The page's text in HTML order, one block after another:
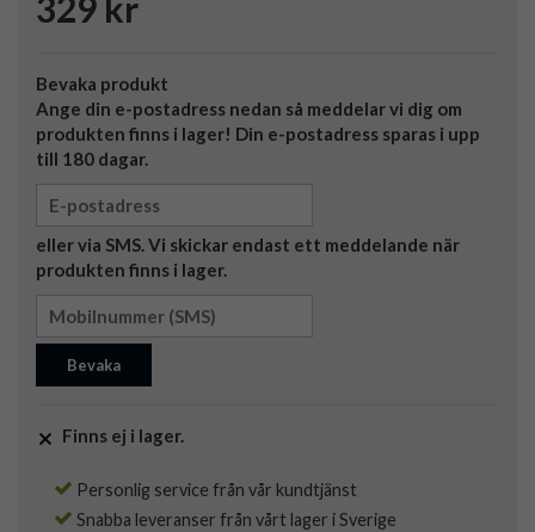
329 kr
Bevaka produkt
Ange din e-postadress nedan så meddelar vi dig om
produkten finns i lager! Din e-postadress sparas i upp
till 180 dagar.
eller via SMS. Vi skickar endast ett meddelande när
produkten finns i lager.
Bevaka
Finns ej i lager.
Personlig service från vår kundtjänst
Snabba leveranser från vårt lager i Sverige